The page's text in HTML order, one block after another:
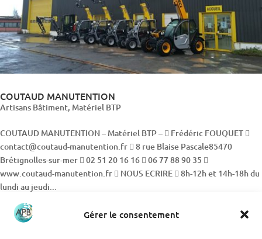
Gérer le consentement
COUTAUD MANUTENTION
Artisans Bâtiment, Matériel BTP
COUTAUD MANUTENTION – Matériel BTP –  Frédéric FOUQUET 
contact@coutaud-manutention.fr  8 rue Blaise Pascale85470
Brétignolles-sur-mer  02 51 20 16 16  06 77 88 90 35 
www.coutaud-manutention.fr  NOUS ECRIRE  8h-12h et 14h-18h du
lundi au jeudi...
Rechercher